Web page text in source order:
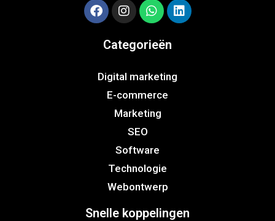
Categorieën
Digital marketing
E-commerce
Marketing
SEO
Software
Technologie
Webontwerp
Snelle koppelingen